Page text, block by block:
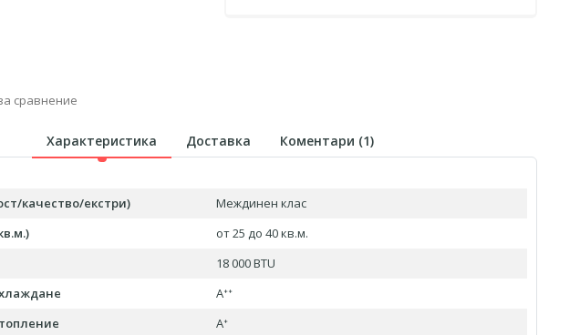
сравнение
Характеристика Доставка Коментари (1)
качество/екстри)
Междинен клас
от 25 до 40 кв.м.
18 000 BTU
Aᐩᐩ
Aᐩ